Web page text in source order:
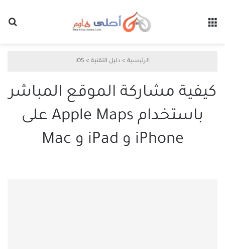
الرئيسية > دليل التقنية >
iOS
كيفية مشاركة الموقع المباشر
باستخدام Apple Maps على
iPhone و iPad و Mac